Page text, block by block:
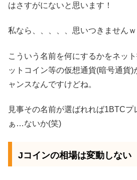
はさすがにないと思います！
私なら、、、、、思いつきませんｗ
こういう名前を何にするかをネッ
ットコイン等の仮想通貨(暗号通貨)
ャンスなんですけどね。
見事その名前が選ばれれば1BTCプ
ぁ…ないか(笑)
Jコインの相場は変動しない